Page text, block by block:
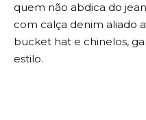
quem não abdica do
com calça denim aliado
bucket hat e chinelos,
estilo.